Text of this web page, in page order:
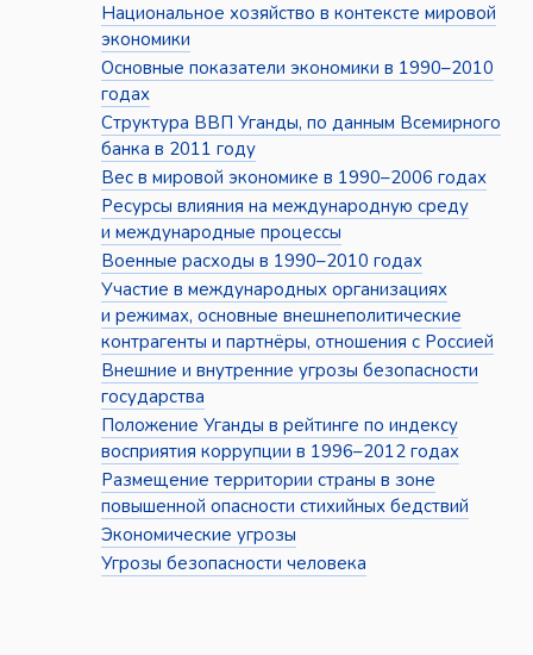
Национальное хозяйство в контексте мировой
экономики
Основные показатели экономики в 1990–2010
годах
Структура ВВП Уганды, по данным Всемирного
банка в 2011 году
Вес в мировой экономике в 1990–2006 годах
Ресурсы влияния на международную среду
и международные процессы
Военные расходы в 1990–2010 годах
Участие в международных организациях
и режимах, основные внешнеполитические
контрагенты и партнёры, отношения с Россией
Внешние и внутренние угрозы безопасности
государства
Положение Уганды в рейтинге по индексу
восприятия коррупции в 1996–2012 годах
Размещение территории страны в зоне
повышенной опасности стихийных бедствий
Экономические угрозы
Угрозы безопасности человека